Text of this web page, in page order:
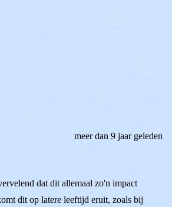
meer dan 9 jaar geleden
dat dit allemaal zo'n impact
dit op latere leeftijd eruit, zoals bij